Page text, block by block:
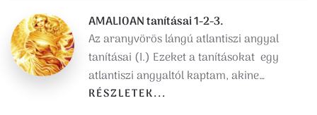
AMALIOAN tanításai 1-2-3.
Az aranyvörös lángú atlantiszi angyal
tanításai (I.) Ezeket a tanításokat egy
atlantiszi angyaltól kaptam, akine…
RÉSZLETEK...